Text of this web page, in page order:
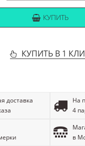
КУПИТЬ
КУПИТЬ В 1
доставка
На
4
в